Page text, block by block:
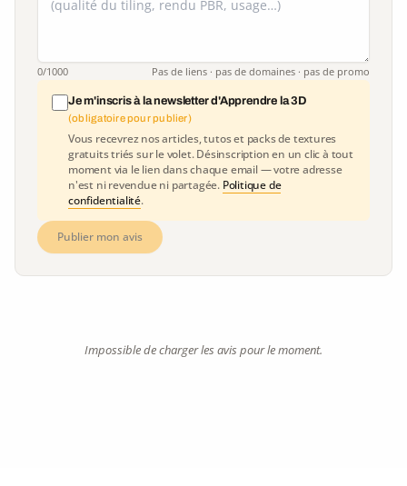
0/1000 Pas de liens · pas de domaines · pas de promo
Je m'inscris à la newsletter d'Apprendre la 3D
(obligatoire pour publier)
Vous recevrez nos articles, tutos et packs de textures
gratuits triés sur le volet. Désinscription en un clic à tout
moment via le lien dans chaque email — votre adresse
n'est ni revendue ni partagée. Politique de
confidentialité.
Publier mon avis
Impossible de charger les avis pour le moment.